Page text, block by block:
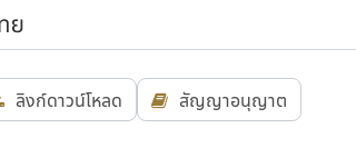
ลิงก์ดาวน์โหลด สัญญาอนุญาต